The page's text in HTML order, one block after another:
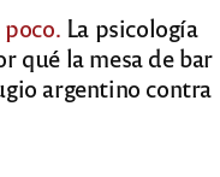
La psicología
qué la mesa de bar
argentino contra